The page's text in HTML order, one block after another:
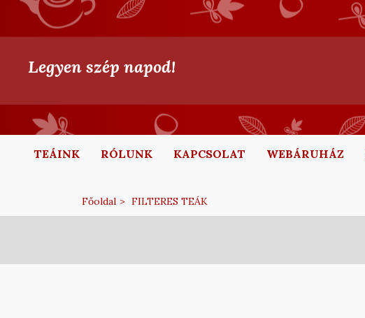
Legyen szép napod!
TEÁINK RÓLUNK KAPCSOLAT WEBÁRUHÁZ
Főoldal FILTERES TEÁK